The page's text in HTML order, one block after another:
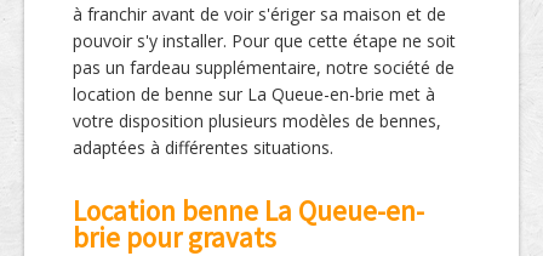
à franchir avant de voir s'ériger sa maison et de
pouvoir s'y installer. Pour que cette étape ne soit
pas un fardeau supplémentaire, notre société de
location de benne sur La Queue-en-brie met à
votre disposition plusieurs modèles de bennes,
adaptées à différentes situations.
Location benne La Queue-en-
brie pour gravats